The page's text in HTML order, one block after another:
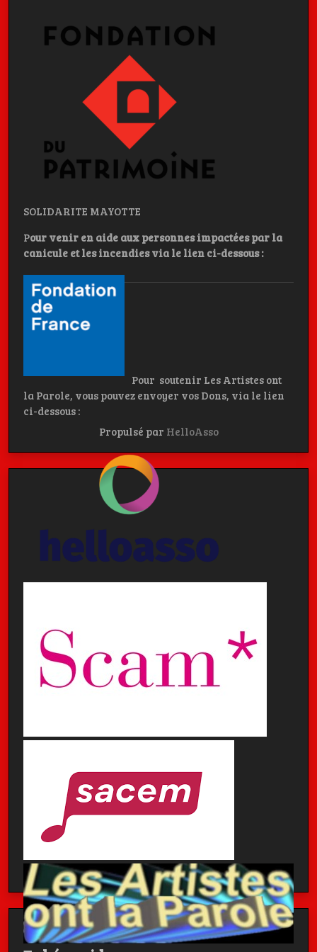
SOLIDARITE MAYOTTE
Pour venir en aide aux personnes impactées par la
canicule et les incendies via le lien ci-dessous :
Pour soutenir Les Artistes ont
la Parole, vous pouvez envoyer vos Dons, via le lien
ci-dessous :
Propulsé par HelloAsso